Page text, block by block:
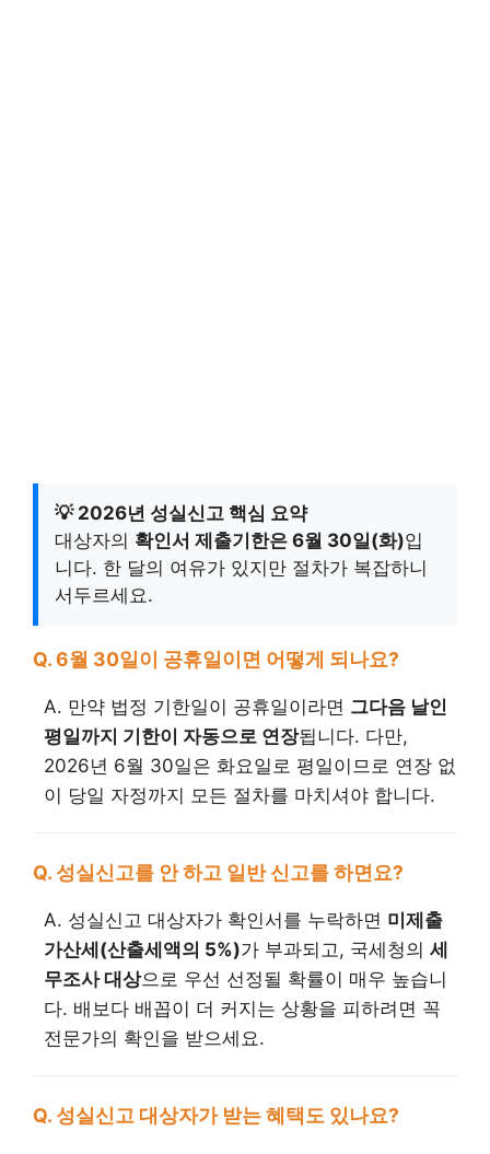
💡 2026년 성실신고 핵심 요약
대상자의 확인서 제출기한은 6월 30일(화)입
니다. 한 달의 여유가 있지만 절차가 복잡하니
서두르세요.
Q. 6월 30일이 공휴일이면 어떻게 되나요?
A. 만약 법정 기한일이 공휴일이라면 그다음 날인
평일까지 기한이 자동으로 연장됩니다. 다만,
2026년 6월 30일은 화요일로 평일이므로 연장 없
이 당일 자정까지 모든 절차를 마치셔야 합니다.
Q. 성실신고를 안 하고 일반 신고를 하면요?
A. 성실신고 대상자가 확인서를 누락하면 미제출
가산세(산출세액의 5%)가 부과되고, 국세청의 세
무조사 대상으로 우선 선정될 확률이 매우 높습니
다. 배보다 배꼽이 더 커지는 상황을 피하려면 꼭
전문가의 확인을 받으세요.
Q. 성실신고 대상자가 받는 혜택도 있나요?